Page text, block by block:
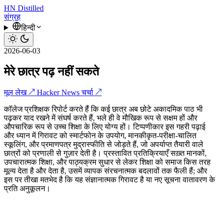
HN Distilled
संग्रह
हिन्दी
2026-06-03
मेरे छात्र पढ़ नहीं सकते
मूल लेख ↗ Hacker News चर्चा ↗
कॉलेज प्रशिक्षक रिपोर्ट करते हैं कि कई छात्र अब छोटे अकादमिक पाठ भी
पढ़कर याद रखने में संघर्ष करते हैं, भले ही वे मौखिक रूप से सक्षम हों और
औपचारिक रूप से उच्च शिक्षा के लिए योग्य हों। टिप्पणीकार इस गहरी पढ़ाई
और ध्यान में गिरावट को स्मार्टफोन के उपयोग, मानकीकृत-परीक्षा-चालित
स्कूलिंग, और प्रमाणपत्र मुद्रास्फीति से जोड़ते हैं, जो अपर्याप्त तैयारी वाले
छात्रों को प्रणाली से गुज़ार देती है। प्रस्तावित प्रतिक्रियाएँ सख़्त मानकों,
उपचारात्मक शिक्षा, और पाठ्यक्रम सुधार से लेकर शिक्षा को समाज किस तरह
मूल्य देता है और देता है, उसमें व्यापक संरचनात्मक बदलावों तक फैली हैं; और
इस पर तीखा मतभेद है कि यह संज्ञानात्मक गिरावट है या नए सूचना वातावरण के
प्रति अनुकूलन।